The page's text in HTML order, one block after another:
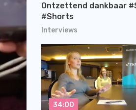
Interviews
Ontzettend dankbaar
#Shorts
34:00